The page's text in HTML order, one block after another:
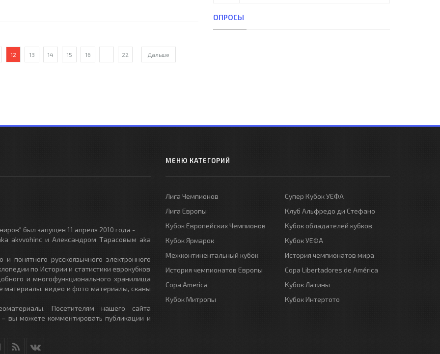
12 13 14 15 16 22 Дальше
ОПРОСЫ
был запущен 11 апреля 2010 года -
akvvohinc и Александром Тарасовым aka
понятного русскоязычного электронного
по Истории и статистики еврокубков
и многофункционального хранилища
материалы, видео и фото материалы, сканы
Посетителям нашего сайта
вы можете комментировать публикации и
МЕНЮ КАТЕГОРИЙ
Лига Чемпионов
Лига Европы
Кубок Европейских Чемпионов
Кубок Ярмарок
Межконтинентальный кубок
История чемпионатов Европы
Copa America
Кубок Митропы
Супер Кубок УЕФА
Клуб Альфредо ди Стефано
Кубок обладателей кубков
Кубок УЕФА
История чемпионатов мира
Copa Libertadores de América
Кубок Латины
Кубок Интертото